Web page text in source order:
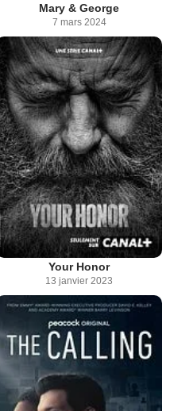
Mary & George
7 mars 2024
Your Honor
13 janvier 2023